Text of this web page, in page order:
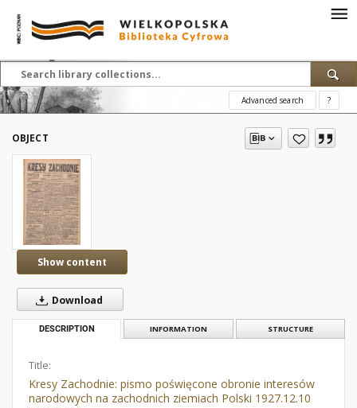
Advanced search ?
OBJECT
Show content
Download
DESCRIPTION INFORMATION STRUCTURE
Title:
Kresy Zachodnie: pismo poświęcone obronie interesów
narodowych na zachodnich ziemiach Polski 1927.12.10